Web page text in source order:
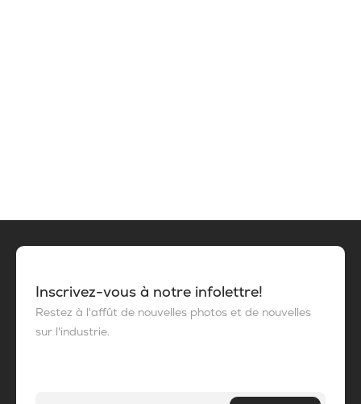
Inscrivez-vous à notre infolettre!
Restez à l'affût de nouvelles photos et de nouvelles
sur l'industrie.